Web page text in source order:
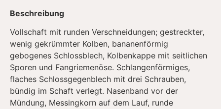
Beschreibung
Vollschaft mit runden Verschneidungen; gestreckter,
wenig gekrümmter Kolben, bananenförmig
gebogenes Schlossblech, Kolbenkappe mit seitlichen
Sporen und Fangriemenöse. Schlangenförmiges,
flaches Schlossgegenblech mit drei Schrauben,
bündig im Schaft verlegt. Nasenband vor der
Mündung, Messingkorn auf dem Lauf, runde